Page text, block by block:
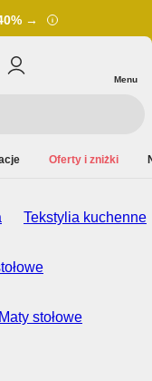
→
Menu
Oferty i zniżki
Tekstylia kuchenne
Maty stołowe